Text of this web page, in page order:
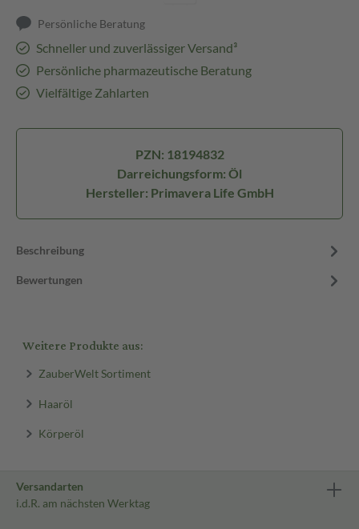
Persönliche Beratung
Schneller und zuverlässiger Versand³
Persönliche pharmazeutische Beratung
Vielfältige Zahlarten
PZN: 18194832
Darreichungsform: Öl
Hersteller: Primavera Life GmbH
Beschreibung
Bewertungen
Weitere Produkte aus:
ZauberWelt Sortiment
Haaröl
Körperöl
Versandarten
i.d.R. am nächsten Werktag